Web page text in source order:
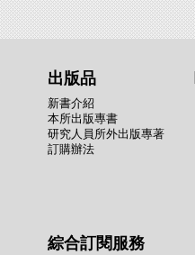
出版品
新書介紹
本所出版專書
研究人員所外出版專著
訂購辦法
綜合訂閱服務